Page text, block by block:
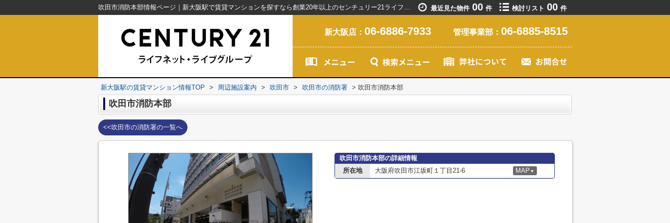
吹田市消防本部情報ページ｜新大阪駅で賃貸マンションを探すなら創業20年以上のセンチュリー21ライフネット・ライブグループ 最近見た物件 00 件 検討リスト 00 件
新大阪店： 06-6886-7933 管理事業部： 06-6885-8515
新大阪駅の賃貸マンション情報TOP > 周辺施設案内 > 吹田市 > 吹田市の消防署 > 吹田市消防本部
吹田市消防本部
<<吹田市の消防署の一覧へ
吹田市消防本部の詳細情報
所在地
大阪府吹田市江坂町１丁目21-6 MAP ▼